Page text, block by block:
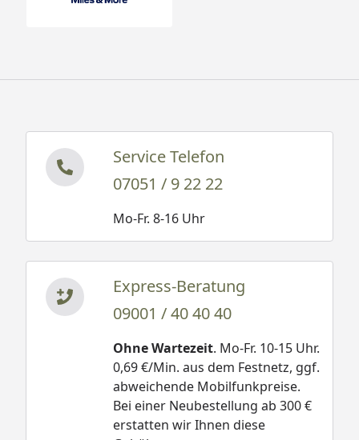
Service Telefon
07051 / 9 22 22
Mo-Fr. 8-16 Uhr
Express-Beratung
09001 / 40 40 40
Ohne Wartezeit. Mo-Fr. 10-15 Uhr.
0,69 €/Min. aus dem Festnetz, ggf.
abweichende Mobilfunkpreise.
Bei einer Neubestellung ab 300 €
erstatten wir Ihnen diese